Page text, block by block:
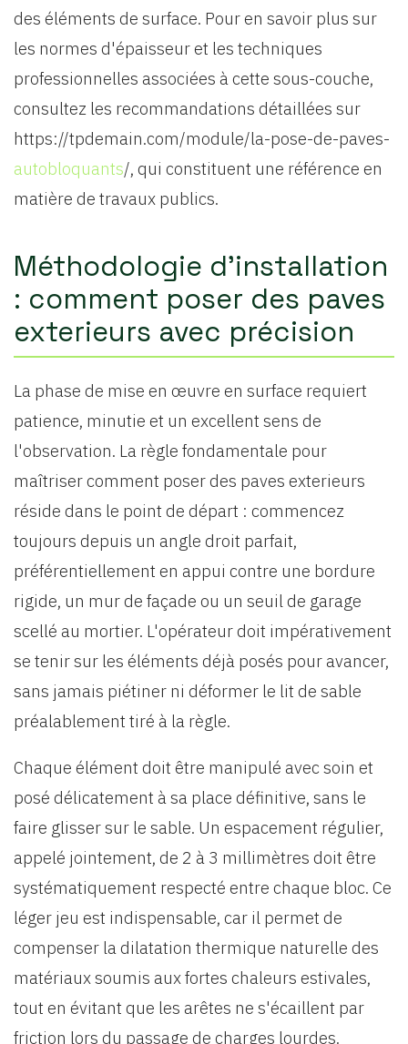
des éléments de surface. Pour en savoir plus sur
les normes d'épaisseur et les techniques
professionnelles associées à cette sous-couche,
consultez les recommandations détaillées sur
https://tpdemain.com/module/la-pose-de-paves-
autobloquants/, qui constituent une référence en
matière de travaux publics.
Méthodologie d'installation
: comment poser des paves
exterieurs avec précision
La phase de mise en œuvre en surface requiert
patience, minutie et un excellent sens de
l'observation. La règle fondamentale pour
maîtriser comment poser des paves exterieurs
réside dans le point de départ : commencez
toujours depuis un angle droit parfait,
préférentiellement en appui contre une bordure
rigide, un mur de façade ou un seuil de garage
scellé au mortier. L'opérateur doit impérativement
se tenir sur les éléments déjà posés pour avancer,
sans jamais piétiner ni déformer le lit de sable
préalablement tiré à la règle.
Chaque élément doit être manipulé avec soin et
posé délicatement à sa place définitive, sans le
faire glisser sur le sable. Un espacement régulier,
appelé jointement, de 2 à 3 millimètres doit être
systématiquement respecté entre chaque bloc. Ce
léger jeu est indispensable, car il permet de
compenser la dilatation thermique naturelle des
matériaux soumis aux fortes chaleurs estivales,
tout en évitant que les arêtes ne s'écaillent par
friction lors du passage de charges lourdes.